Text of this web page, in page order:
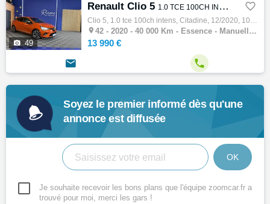
 49
Renault Clio 5 1.0 TCE 100CH INTENS 
Clio 5, 1.0 tce 100ch intens, Citadine, 12/2020, 100ch, 5cv, 40000 km, 5 portes, 5 places, Clim. manuelle, Essence, Boite de vitesse manuel…
 42 - 2020 - 40 000 Km - Essence - Manuelle - Citadine
13 990 €
 
Soyez le premier informé dès qu'une
annonce est diffusée
OK
Je souhaite recevoir les bons plans que l'équipe zoomcar.fr a
trouvé pour moi, merci les gars !